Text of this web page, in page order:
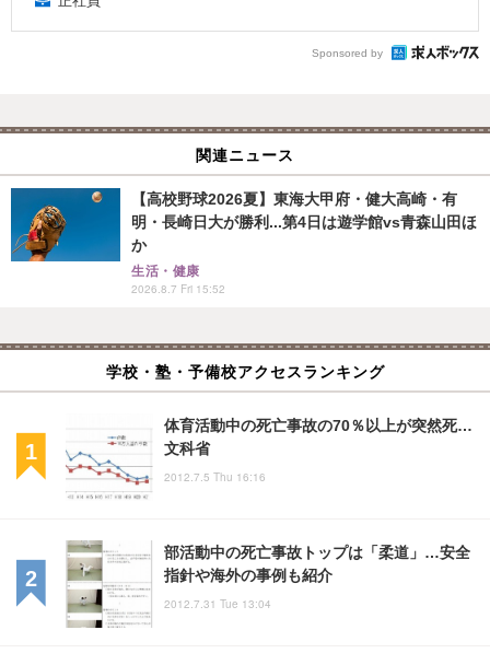
Sponsored by
関連ニュース
【高校野球2026夏】東海大甲府・健大高崎・有
明・長崎日大が勝利...第4日は遊学館vs青森山田ほ
か
生活・健康
2026.8.7 Fri 15:52
学校・塾・予備校アクセスランキング
体育活動中の死亡事故の70％以上が突然死…
文科省
2012.7.5 Thu 16:16
部活動中の死亡事故トップは「柔道」…安全
指針や海外の事例も紹介
2012.7.31 Tue 13:04